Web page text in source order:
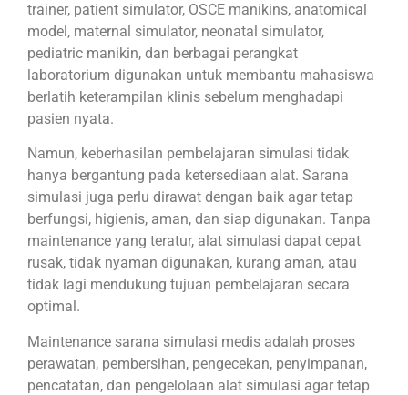
trainer, patient simulator, OSCE manikins, anatomical
model, maternal simulator, neonatal simulator,
pediatric manikin, dan berbagai perangkat
laboratorium digunakan untuk membantu mahasiswa
berlatih keterampilan klinis sebelum menghadapi
pasien nyata.
Namun, keberhasilan pembelajaran simulasi tidak
hanya bergantung pada ketersediaan alat. Sarana
simulasi juga perlu dirawat dengan baik agar tetap
berfungsi, higienis, aman, dan siap digunakan. Tanpa
maintenance yang teratur, alat simulasi dapat cepat
rusak, tidak nyaman digunakan, kurang aman, atau
tidak lagi mendukung tujuan pembelajaran secara
optimal.
Maintenance sarana simulasi medis adalah proses
perawatan, pembersihan, pengecekan, penyimpanan,
pencatatan, dan pengelolaan alat simulasi agar tetap